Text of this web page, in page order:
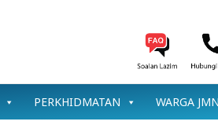
PERKHIDMATAN WARGA